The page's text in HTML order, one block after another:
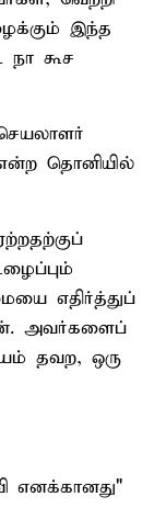
இந்த
கூச
தொனியில்
எதிர்த்துப்
அவர்களைப்
தவற, ஒரு
எனக்கானது"